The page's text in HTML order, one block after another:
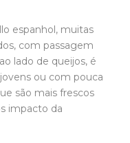
espanhol, muitas
com passagem
lado de queijos, é
ou com pouca
são mais frescos
impacto da